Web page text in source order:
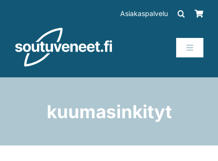
Asiakaspalvelu
Toggle
Perämoottoritkuumasinkityt